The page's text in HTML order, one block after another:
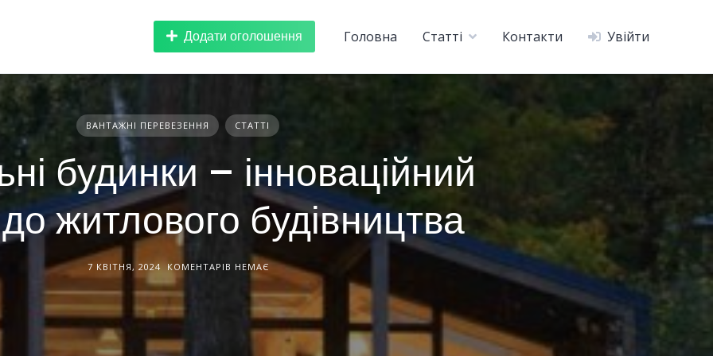
Головна Статті Контакти Увійти
Додати оголошення
ВАНТАЖНІ ПЕРЕВЕЗЕННЯ СТАТТІ
будинки – інноваційний
до житлового будівництва
7 КВІТНЯ, 2024 КОМЕНТАРІВ НЕМАЄ